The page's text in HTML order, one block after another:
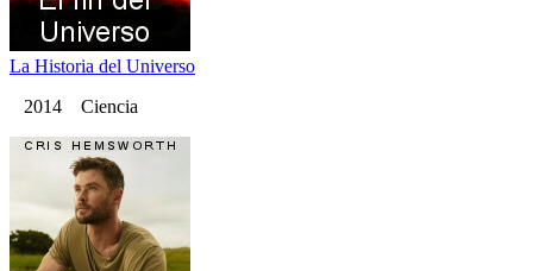
La Historia del Universo
2014 Ciencia